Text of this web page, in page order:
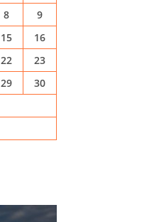
8
9
15
16
22
23
29
30